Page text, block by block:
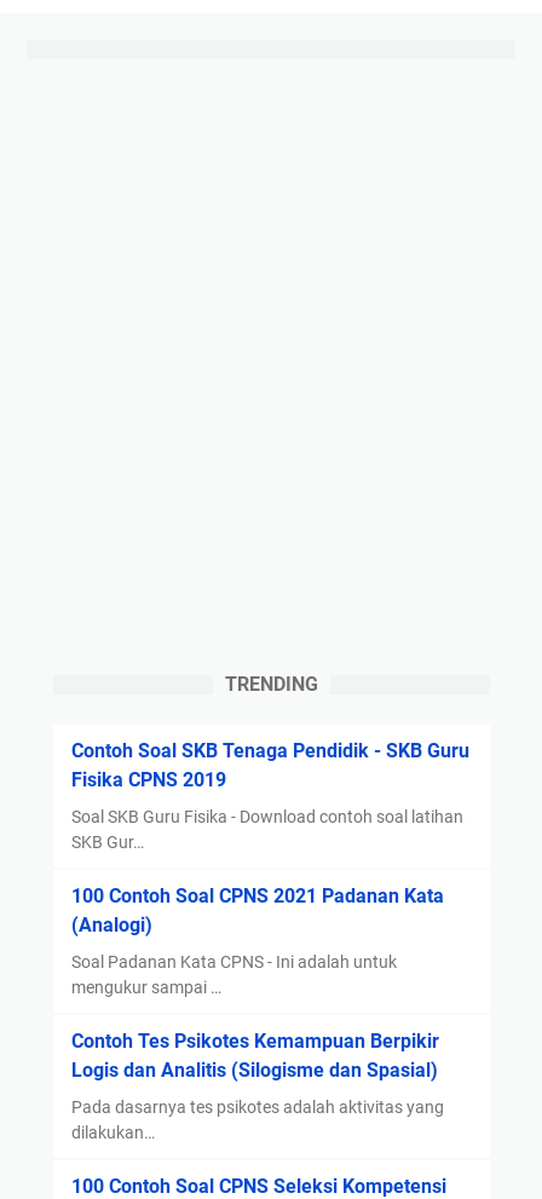
TRENDING
Contoh Soal SKB Tenaga Pendidik - SKB Guru
Fisika CPNS 2019
Soal SKB Guru Fisika - Download contoh soal latihan
SKB Gur…
100 Contoh Soal CPNS 2021 Padanan Kata
(Analogi)
Soal Padanan Kata CPNS - Ini adalah untuk
mengukur sampai …
Contoh Tes Psikotes Kemampuan Berpikir
Logis dan Analitis (Silogisme dan Spasial)
Pada dasarnya tes psikotes adalah aktivitas yang
dilakukan…
100 Contoh Soal CPNS Seleksi Kompetensi